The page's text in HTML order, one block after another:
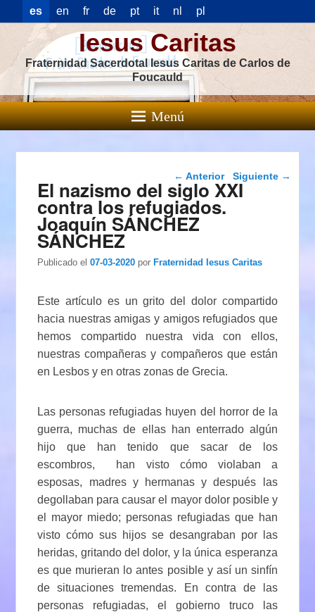
es en fr de pt it nl pl
Iesus Caritas
Fraternidad Sacerdotal Iesus Caritas de Carlos de
Foucauld
Menú
Navegación de
entradas
← Anterior Siguiente →
El nazismo del siglo XXI
contra los refugiados.
Joaquín SÁNCHEZ
SÁNCHEZ
Publicado el 07-03-2020 porFraternidad Iesus Caritas
Este artículo es un grito del dolor compartido
hacia nuestras amigas y amigos refugiados que
hemos compartido nuestra vida con ellos,
nuestras compañeras y compañeros que están
en Lesbos y en otras zonas de Grecia.
Las personas refugiadas huyen del horror de la
guerra, muchas de ellas han enterrado algún
hijo que han tenido que sacar de los
escombros, han visto cómo violaban a
esposas, madres y hermanas y después las
degollaban para causar el mayor dolor posible y
el mayor miedo; personas refugiadas que han
visto cómo sus hijos se desangraban por las
heridas, gritando del dolor, y la única esperanza
es que murieran lo antes posible y así un sinfín
de situaciones tremendas. En contra de las
personas refugiadas, el gobierno truco las